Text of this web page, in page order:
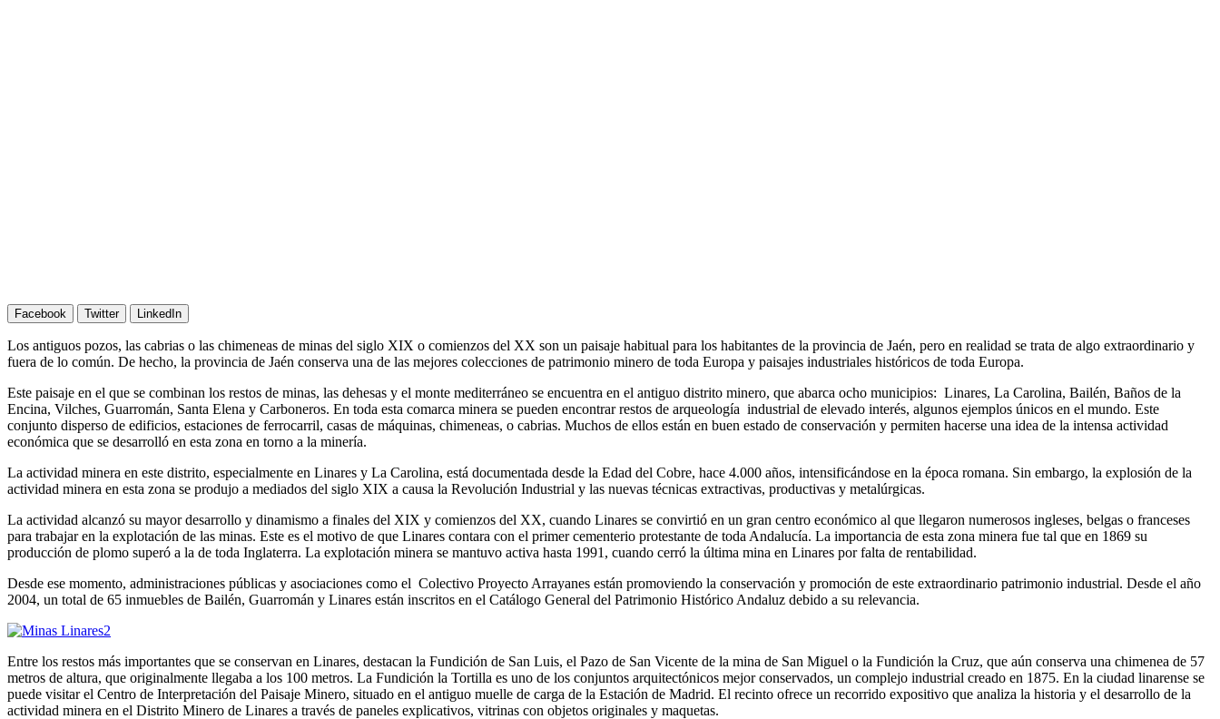
Facebook Twitter LinkedIn
Los antiguos pozos, las cabrias o las chimeneas de minas del siglo XIX o comienzos del XX son un paisaje habitual para los habitantes de la provincia de Jaén, pero en realidad se trata de algo extraordinario y
fuera de lo común. De hecho, la provincia de Jaén conserva una de las mejores colecciones de patrimonio minero de toda Europa y paisajes industriales históricos de toda Europa.
Este paisaje en el que se combinan los restos de minas, las dehesas y el monte mediterráneo se encuentra en el antiguo distrito minero, que abarca ocho municipios: Linares, La Carolina, Bailén, Baños de la
Encina, Vilches, Guarromán, Santa Elena y Carboneros. En toda esta comarca minera se pueden encontrar restos de arqueología industrial de elevado interés, algunos ejemplos únicos en el mundo. Este
conjunto disperso de edificios, estaciones de ferrocarril, casas de máquinas, chimeneas, o cabrias. Muchos de ellos están en buen estado de conservación y permiten hacerse una idea de la intensa actividad
económica que se desarrolló en esta zona en torno a la minería.
La actividad minera en este distrito, especialmente en Linares y La Carolina, está documentada desde la Edad del Cobre, hace 4.000 años, intensificándose en la época romana. Sin embargo, la explosión de la
actividad minera en esta zona se produjo a mediados del siglo XIX a causa la Revolución Industrial y las nuevas técnicas extractivas, productivas y metalúrgicas.
La actividad alcanzó su mayor desarrollo y dinamismo a finales del XIX y comienzos del XX, cuando Linares se convirtió en un gran centro económico al que llegaron numerosos ingleses, belgas o franceses
para trabajar en la explotación de las minas. Este es el motivo de que Linares contara con el primer cementerio protestante de toda Andalucía. La importancia de esta zona minera fue tal que en 1869 su
producción de plomo superó a la de toda Inglaterra. La explotación minera se mantuvo activa hasta 1991, cuando cerró la última mina en Linares por falta de rentabilidad.
Desde ese momento, administraciones públicas y asociaciones como el Colectivo Proyecto Arrayanes están promoviendo la conservación y promoción de este extraordinario patrimonio industrial. Desde el año
2004, un total de 65 inmuebles de Bailén, Guarromán y Linares están inscritos en el Catálogo General del Patrimonio Histórico Andaluz debido a su relevancia.
Entre los restos más importantes que se conservan en Linares, destacan la Fundición de San Luis, el Pazo de San Vicente de la mina de San Miguel o la Fundición la Cruz, que aún conserva una chimenea de 57
metros de altura, que originalmente llegaba a los 100 metros. La Fundición la Tortilla es uno de los conjuntos arquitectónicos mejor conservados, un complejo industrial creado en 1875. En la ciudad linarense se
puede visitar el Centro de Interpretación del Paisaje Minero, situado en el antiguo muelle de carga de la Estación de Madrid. El recinto ofrece un recorrido expositivo que analiza la historia y el desarrollo de la
actividad minera en el Distrito Minero de Linares a través de paneles explicativos, vitrinas con objetos originales y maquetas.